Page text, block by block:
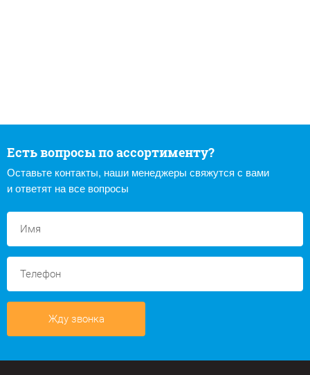
Есть вопросы по ассортименту?
Оставьте контакты, наши менеджеры свяжутся с вами
и ответят на все вопросы
Жду звонка